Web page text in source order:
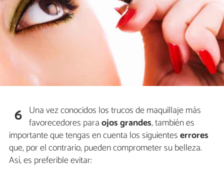
6 Una vez conocidos los trucos de maquillaje más
favorecedores paraojos grandes, también es
importante que tengas en cuenta los siguienteserrores
que, por el contrario, pueden comprometer su belleza.
Así, es preferible evitar: